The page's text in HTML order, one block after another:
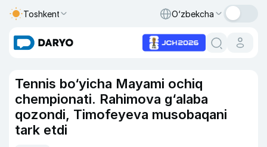
Toshkent O‘zbekcha
Tennis bo‘yicha Mayami ochiq
chempionati. Rahimova g‘alaba
qozondi, Timofeyeva musobaqani
tark etdi